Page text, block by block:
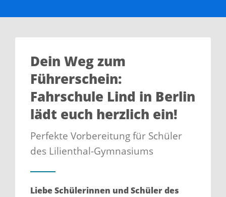
Dein Weg zum
Führerschein:
Fahrschule Lind in Berlin
lädt euch herzlich ein!
Perfekte Vorbereitung für Schüler
des Lilienthal-Gymnasiums
Liebe Schülerinnen und Schüler des